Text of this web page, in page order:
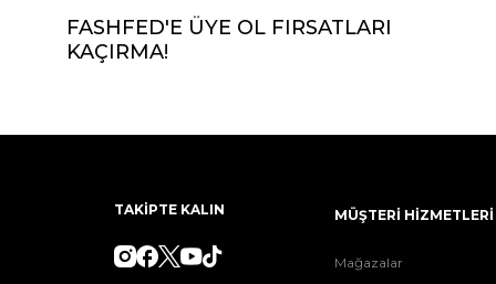
FASHFED'E ÜYE OL FIRSATLARI
KAÇIRMA!
TAKİPTE KALIN MÜŞTERİ HİZMETLERİ
Mağazalar